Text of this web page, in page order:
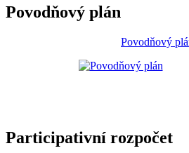
Povodňový plán
Povodňový
Participativní rozpočet